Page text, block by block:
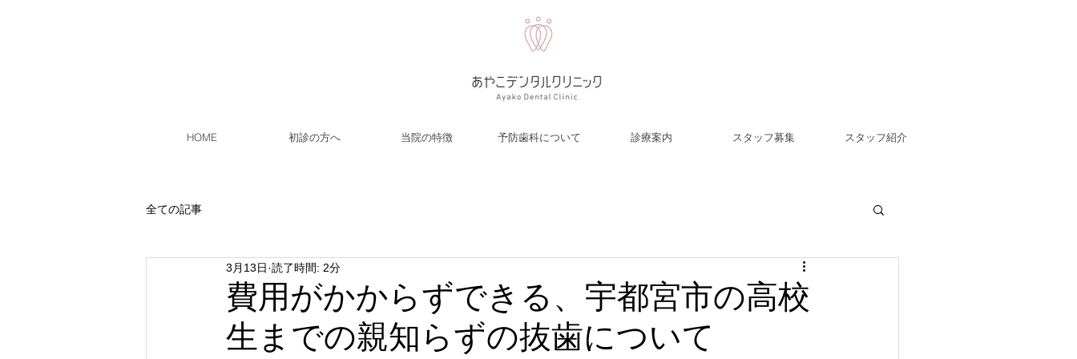
HOME 初診の方へ 当院の特徴 予防歯科について 診療案内 スタッフ募集 スタッフ紹介
全ての記事
費用がかからずできる、宇都宮市の高校
生までの親知らずの抜歯について
3月13日 読了時間: 2分